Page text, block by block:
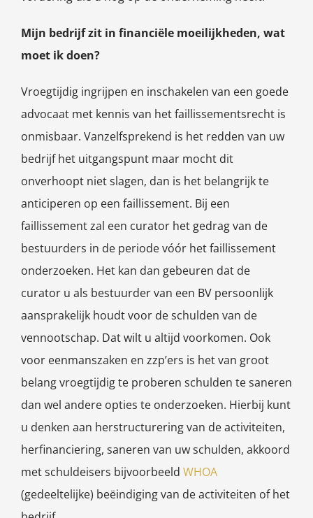
Mijn bedrijf zit in financiële moeilijkheden, wat
moet ik doen?
Vroegtijdig ingrijpen en inschakelen van een goede
advocaat met kennis van het faillissementsrecht is
onmisbaar. Vanzelfsprekend is het redden van uw
bedrijf het uitgangspunt maar mocht dit
onverhoopt niet slagen, dan is het belangrijk te
anticiperen op een faillissement. Bij een
faillissement zal een curator het gedrag van de
bestuurders in de periode vóór het faillissement
onderzoeken. Het kan dan gebeuren dat de
curator u als bestuurder van een BV persoonlijk
aansprakelijk houdt voor de schulden van de
vennootschap. Dat wilt u altijd voorkomen. Ook
voor eenmanszaken en zzp’ers is het van groot
belang vroegtijdig te proberen schulden te saneren
dan wel andere opties te onderzoeken. Hierbij kunt
u denken aan herstructurering van de activiteiten,
herfinanciering, saneren van uw schulden, akkoord
met schuldeisers bijvoorbeeld WHOA
(gedeeltelijke) beëindiging van de activiteiten of het